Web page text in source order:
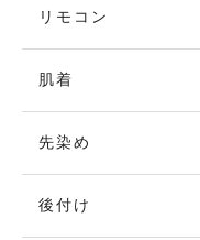
リモコン
肌着
先染め
後付け